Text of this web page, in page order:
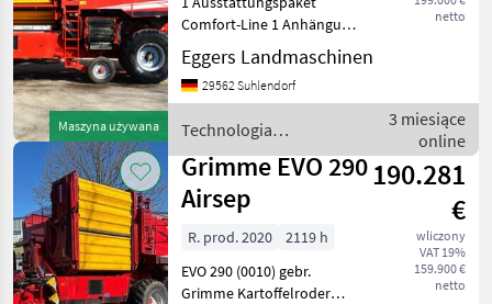
Maszyna używana
netto
Comfort-Line 1 Anhängung
Zugkugelkupplung Ø 80
mm 1 Gelenkwelle 1 3/8"
mit 6 Zähnen 1 Antrieb mit
U/min 1 Vollhydrau
Eggers Landmaschinen
29562 Suhlendorf
Technologia
ziemniaczana / Grimme
3 miesiące
online
Grimme EVO 290
Airsep
190.281
€
wliczony
VAT 19%
159.900 €
netto
R. prod. 2020
2119 h
EVO 290 (0010) gebr.
Grimme Kartoffelroder